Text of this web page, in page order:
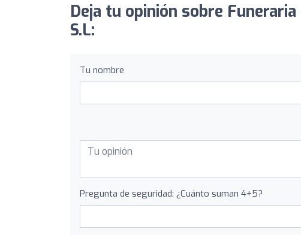
Deja tu opinión sobre
S.L:
Tu nombre
Pregunta de seguridad: ¿Cuánto suman 4+5?